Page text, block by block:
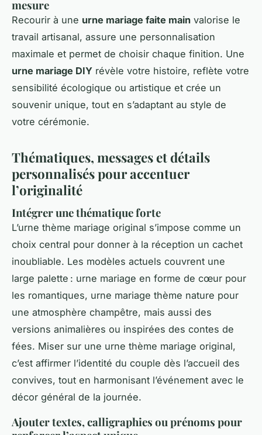
mesure
Recourir à une urne mariage faite main valorise le
travail artisanal, assure une personnalisation
maximale et permet de choisir chaque finition. Une
urne mariage DIY révèle votre histoire, reflète votre
sensibilité écologique ou artistique et crée un
souvenir unique, tout en s’adaptant au style de
votre cérémonie.
Thématiques, messages et détails
personnalisés pour accentuer
l’originalité
Intégrer une thématique forte
L’urne thème mariage original s’impose comme un
choix central pour donner à la réception un cachet
inoubliable. Les modèles actuels couvrent une
large palette : urne mariage en forme de cœur pour
les romantiques, urne mariage thème nature pour
une atmosphère champêtre, mais aussi des
versions animalières ou inspirées des contes de
fées. Miser sur une urne thème mariage original,
c’est affirmer l’identité du couple dès l’accueil des
convives, tout en harmonisant l’événement avec le
décor général de la journée.
Ajouter textes, calligraphies ou prénoms pour